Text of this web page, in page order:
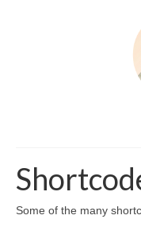
Some of the many